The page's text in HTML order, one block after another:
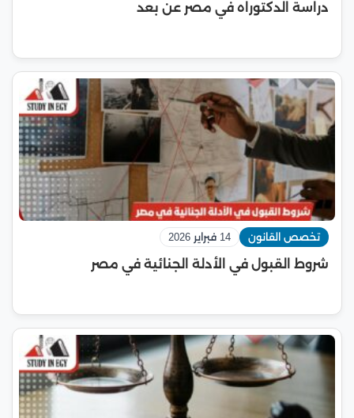
دراسة الدكتوراه في مصر عن بعد
تخصص القانون 14 فبراير 2026
شروط القبول في الأدلة الجنائية في مصر